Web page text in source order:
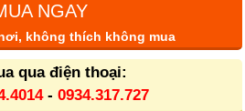
NGAY
không thích không mua
qua điện thoại:
- 0934.317.727